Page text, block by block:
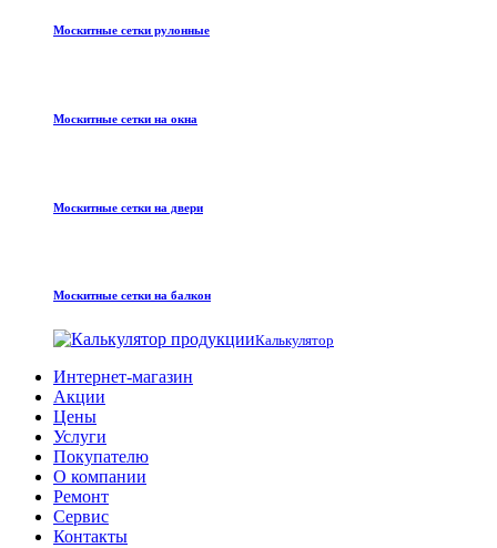
Москитные сетки рулонные
Москитные сетки на окна
Москитные сетки на двери
Москитные сетки на балкон
Калькулятор
Интернет-магазин
Акции
Цены
Услуги
Покупателю
О компании
Ремонт
Сервис
Контакты